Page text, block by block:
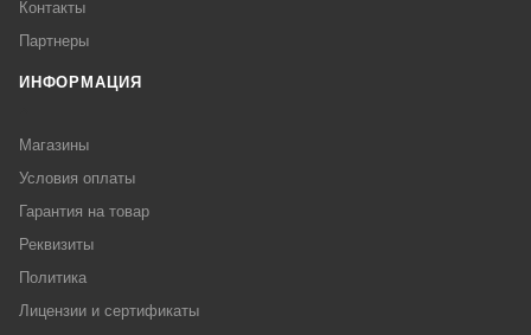
Контакты
Партнеры
ИНФОРМАЦИЯ
Магазины
Условия оплаты
Гарантия на товар
Реквизиты
Политика
Лицензии и сертификаты